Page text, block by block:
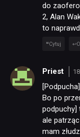
do
2, Alan
to
Cytuj
Priest
Bo po
podpuchy]
ale
mam